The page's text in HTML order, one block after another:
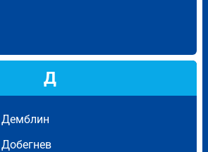
Д
Демблин
Добегнев